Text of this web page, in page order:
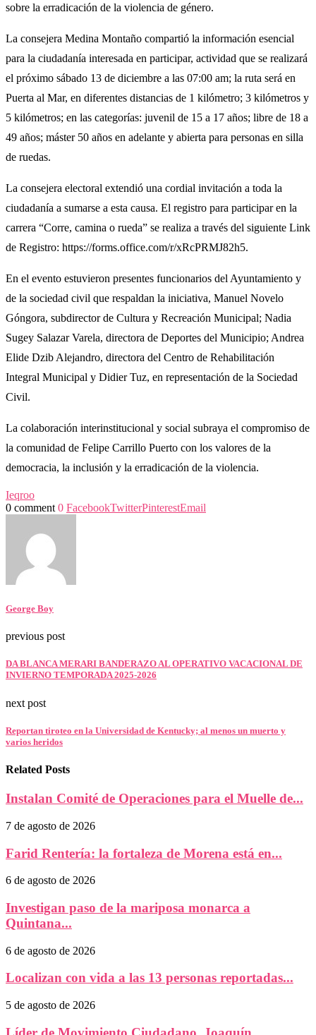
sobre la erradicación de la violencia de género.
La consejera Medina Montaño compartió la información esencial
para la ciudadanía interesada en participar, actividad que se realizará
el próximo sábado 13 de diciembre a las 07:00 am; la ruta será en
Puerta al Mar, en diferentes distancias de 1 kilómetro; 3 kilómetros y
5 kilómetros; en las categorías: juvenil de 15 a 17 años; libre de 18 a
49 años; máster 50 años en adelante y abierta para personas en silla
de ruedas.
La consejera electoral extendió una cordial invitación a toda la
ciudadanía a sumarse a esta causa. El registro para participar en la
carrera “Corre, camina o rueda” se realiza a través del siguiente Link
de Registro: https://forms.office.com/r/xRcPRMJ82h5.
En el evento estuvieron presentes funcionarios del Ayuntamiento y
de la sociedad civil que respaldan la iniciativa, Manuel Novelo
Góngora, subdirector de Cultura y Recreación Municipal; Nadia
Sugey Salazar Varela, directora de Deportes del Municipio; Andrea
Elide Dzib Alejandro, directora del Centro de Rehabilitación
Integral Municipal y Didier Tuz, en representación de la Sociedad
Civil.
La colaboración interinstitucional y social subraya el compromiso de
la comunidad de Felipe Carrillo Puerto con los valores de la
democracia, la inclusión y la erradicación de la violencia.
Ieqroo
0 comment 0 FacebookTwitterPinterestEmail
George Boy
previous post
DA BLANCA MERARI BANDERAZO AL OPERATIVO VACACIONAL DE
INVIERNO TEMPORADA 2025-2026
next post
Reportan tiroteo en la Universidad de Kentucky; al menos un muerto y
varios heridos
Related Posts
Instalan Comité de Operaciones para el Muelle de...
7 de agosto de 2026
Farid Rentería: la fortaleza de Morena está en...
6 de agosto de 2026
Investigan paso de la mariposa monarca a
Quintana...
6 de agosto de 2026
Localizan con vida a las 13 personas reportadas...
5 de agosto de 2026